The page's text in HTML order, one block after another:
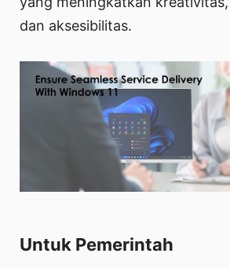
dan aksesibilitas.
Untuk Pemerintah